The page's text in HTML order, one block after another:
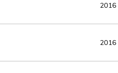
2016
2016